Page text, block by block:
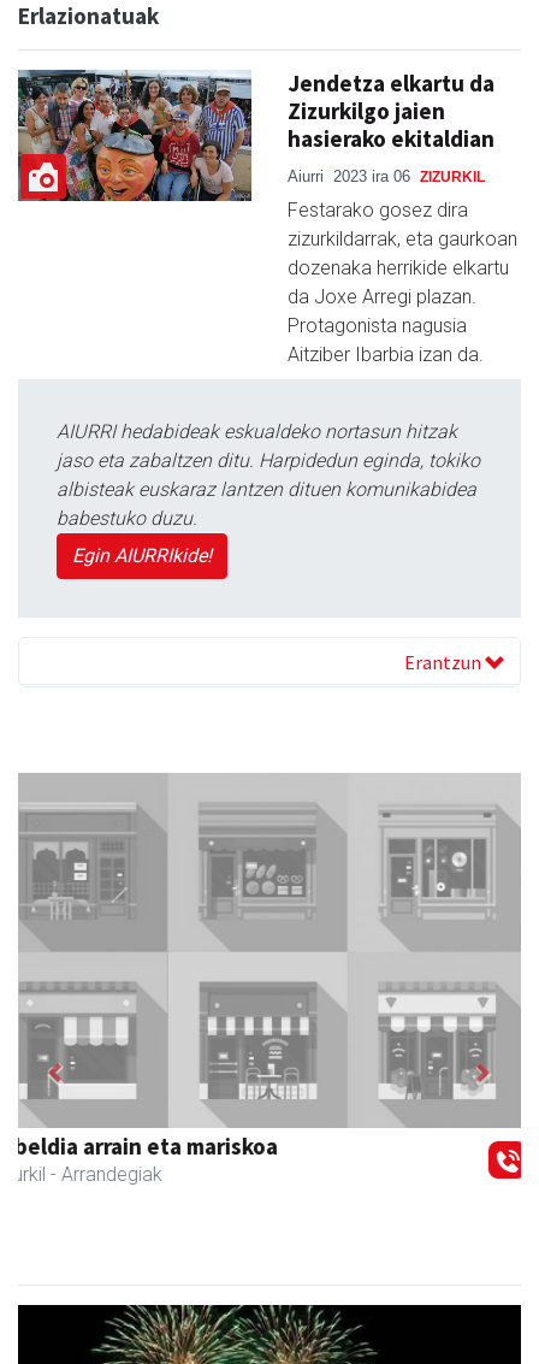
Erlazionatuak
Jendetza elkartu da
Zizurkilgo jaien
hasierako ekitaldian
Aiurri 2023 ira 06 ZIZURKIL
Festarako gosez dira
zizurkildarrak, eta gaurkoan
dozenaka herrikide elkartu
da Joxe Arregi plazan.
Protagonista nagusia
Aitziber Ibarbia izan da.
AIURRI hedabideak eskualdeko nortasun hitzak
jaso eta zabaltzen ditu. Harpidedun eginda, tokiko
albisteak euskaraz lantzen dituen komunikabidea
babestuko duzu.
Egin AIURRIkide!
Erantzun
Zubimusu Ikastola
Zizurkil - Hezkuntza
Previous Next